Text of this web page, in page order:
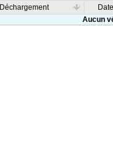
Déchargement
Aucun